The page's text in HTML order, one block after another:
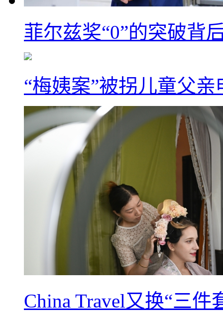
菲尔兹奖“0”的突破背
“梅姨案”被拐儿童父
China Travel又换“三